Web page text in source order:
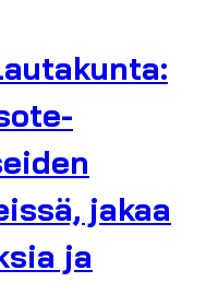
jakaa
ja